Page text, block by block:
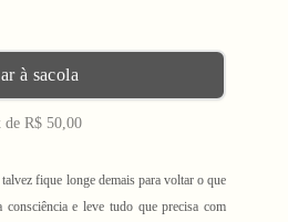
à sacola
de R$ 50,00
fique longe demais para voltar o que
e leve tudo que precisa com